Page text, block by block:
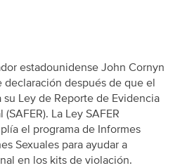
estadounidense John Cornyn
declaración después de que el
Ley de Reporte de Evidencia
La Ley SAFER
el programa de Informes
Sexuales para ayudar a
en los kits de violación.